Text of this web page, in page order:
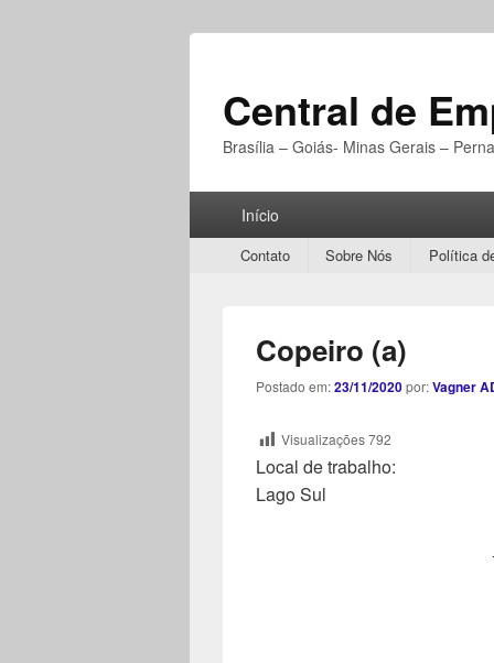
Central de
Brasília – Goiás- Minas Gerais –
PrincipalInício
Secondary
Contato Sobre Nós Política
Copeiro (a)
Postado em:23/11/2020por:Vagner
Visualizações792
Local de trabalho:
Lago Sul